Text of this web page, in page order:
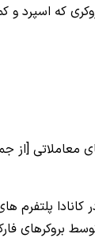
که اسپرد و
پلتفرم
بروکرهای